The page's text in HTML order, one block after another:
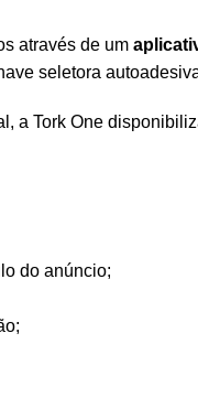
através de um
seletora
a Tork One
do anúncio;